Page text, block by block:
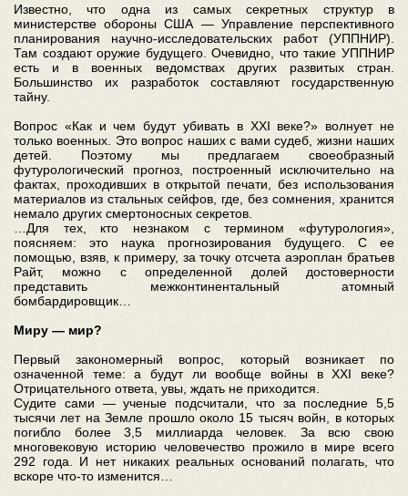
Известно, что одна из самых секретных структур в
министерстве обороны США — Управление перспективного
планирования научно-исследовательских работ (УППНИР).
Там создают оружие будущего. Очевидно, что такие УППНИР
есть и в военных ведомствах других развитых стран.
Большинство их разработок составляют государственную
тайну.
Вопрос «Как и чем будут убивать в XXI веке?» волнует не
только военных. Это вопрос наших с вами судеб, жизни наших
детей. Поэтому мы предлагаем своеобразный
футурологический прогноз, построенный исключительно на
фактах, проходивших в открытой печати, без использования
материалов из стальных сейфов, где, без сомнения, хранится
немало других смертоносных секретов.
…Для тех, кто незнаком с термином «футурология»,
поясняем: это наука прогнозирования будущего. С ее
помощью, взяв, к примеру, за точку отсчета аэроплан братьев
Райт, можно с определенной долей достоверности
представить межконтинентальный атомный
бомбардировщик…
Миру — мир?
Первый закономерный вопрос, который возникает по
означенной теме: а будут ли вообще войны в XXI веке?
Отрицательного ответа, увы, ждать не приходится.
Судите сами — ученые подсчитали, что за последние 5,5
тысячи лет на Земле прошло около 15 тысяч войн, в которых
погибло более 3,5 миллиарда человек. За всю свою
многовековую историю человечество прожило в мире всего
292 года. И нет никаких реальных оснований полагать, что
вскоре что-то изменится…